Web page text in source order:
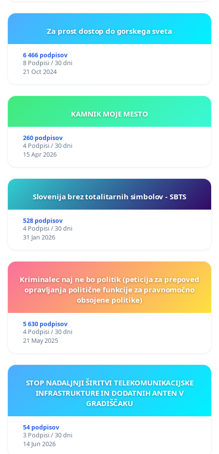
Za prost dostop do gorskega sveta
6 466 podpisov
8 Podpisi / 30 dni
21 Oct 2024
KAMNIK MOJE MESTO
260 podpisov
4 Podpisi / 30 dni
15 Apr 2026
Slovenija brez totalitarnih simbolov - SBTS
528 podpisov
4 Podpisi / 30 dni
31 Jan 2026
Kriminalec naj ne bo politik (peticija za prepoved
opravljanja politične funkcije za pravnomočno
obsojene politike)
5 630 podpisov
4 Podpisi / 30 dni
21 May 2025
STOP NADALJNJI ŠIRITVI TELEKOMUNIKACIJSKE
INFRASTRUKTURE IN DODATNIH ANTEN V
GRADIŠČAKU
54 podpisov
3 Podpisi / 30 dni
14 Jun 2026